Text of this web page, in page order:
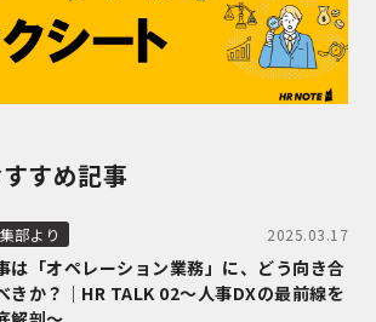
すめ記事
部より 2025.03.17
は「オペレーション業務」に、どう向き合
きか？｜HR TALK 02～人事DXの最前線を